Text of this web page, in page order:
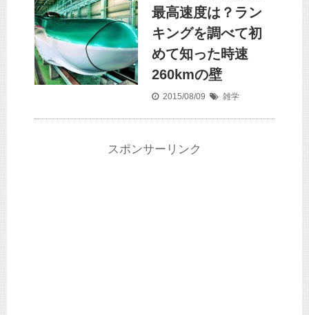
最高速度は？ラン
キングを調べて初
めて知った時速
260kmの壁
2015/08/09 雑学
スポンサーリンク